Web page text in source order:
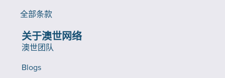
全部条款
关于澳世网络
澳世团队
Blogs